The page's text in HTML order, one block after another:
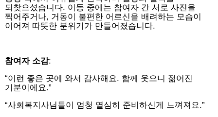
되찾으셨습니다. 이동 중에는 참여자 간 서로 사진을
찍어주거나, 거동이 불편한 어르신을 배려하는 모습이
이어져 따뜻한 분위기가 만들어졌습니다.
참여자 소감:
“이런 좋은 곳에 와서 감사해요. 함께 웃으니 젊어진
기분이에요.”
“사회복지사님들이 엄청 열심히 준비하신게 느껴져요.”